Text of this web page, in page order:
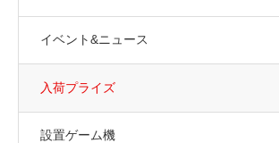
イベント&ニュース
入荷プライズ
設置ゲーム機